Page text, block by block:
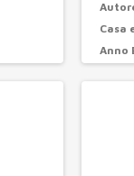
Casa
Anno